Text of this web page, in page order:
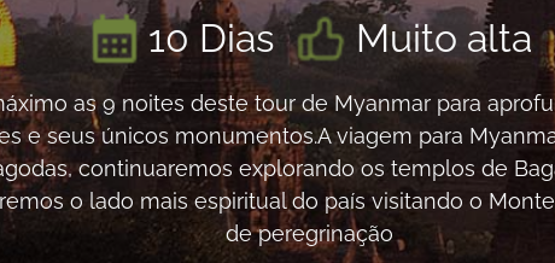
10 Dias Muito alta
as 9 noites deste tour de Myanmar para
e seus únicos monumentos.A viagem para
continuaremos explorando os templos de
o lado mais espiritual do país visitando o
de peregrinação